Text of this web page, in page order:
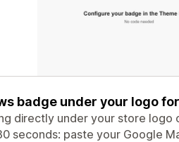
badge under your logo
directly under your store
seconds: paste your Google